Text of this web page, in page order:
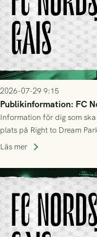
2026-07-29 9:15
Publikinformation: FC
Information för dig som
plats på Right to Dream
Läs mer